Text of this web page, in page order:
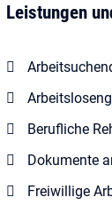
Leistungen
Berufliche
Dokumente
Freiwillige